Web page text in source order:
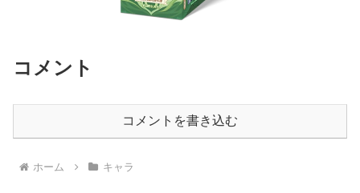
コメント
コメントを書き込む
ホーム キャラ